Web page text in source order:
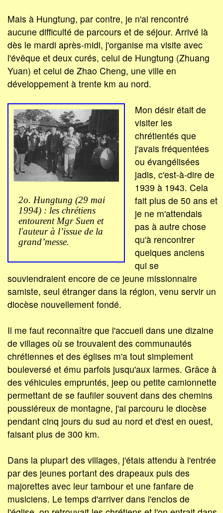
Mais à Hungtung, par contre, je n'ai rencontré
aucune difficulté de parcours et de séjour. Arrivé là
dès le mardi après-midi, j'organise ma visite avec
l'évêque et deux curés, celui de Hungtung (Zhuang
Yuan) et celui de Zhao Cheng, une ville en
développement à trente km au nord.
2o. Hungtung (29 mai
1994) : les chrétiens
entourent Mgr Suen et
l'auteur à l’issue de la
grand’messe.
Mon désir était de
visiter les
chrétientés que
j'avais fréquentées
ou évangélisées
jadis, c'est-à-dire de
1939 à 1943. Cela
fait plus de 50 ans et
je ne m'attendais
pas à autre chose
qu'à rencontrer
quelques anciens
qui se
souviendraient encore de ce jeune missionnaire
samiste, seul étranger dans la région, venu servir un
diocèse nouvellement fondé.
Il me faut reconnaître que l'accueil dans une dizaine
de villages où se trouvaient des communautés
chrétiennes et des églises m'a tout simplement
bouleversé et ému parfois jusqu'aux larmes. Grâce à
des véhicules empruntés, jeep ou petite camionnette
permettant de se faufiler souvent dans des chemins
poussiéreux de montagne, j'ai parcouru le diocèse
pendant cinq jours du sud au nord et d'est en ouest,
faisant plus de 300 km.
Dans la plupart des villages, j'étais attendu à l'entrée
par des jeunes portant des drapeaux puis des
majorettes avec leur tambour et une fanfare de
musiciens. Le temps d'arriver dans l'enclos de